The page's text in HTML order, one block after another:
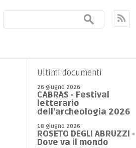
Ultimi documenti
26 giugno 2026
CABRAS - Festival
letterario
dell'archeologia 2026
18 giugno 2026
ROSETO DEGLI ABRUZZI -
Dove va il mondo